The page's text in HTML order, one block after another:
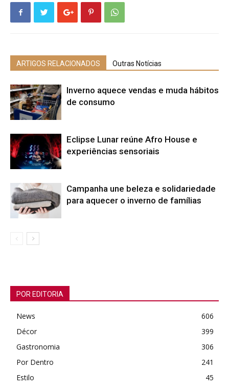
ARTIGOS RELACIONADOS Outras Notícias
Inverno aquece vendas e muda hábitos
de consumo
Eclipse Lunar reúne Afro House e
experiências sensoriais
Campanha une beleza e solidariedade
para aquecer o inverno de famílias
POR EDITORIA
News
606
Décor
399
Gastronomia
306
Por Dentro
241
Estilo
45